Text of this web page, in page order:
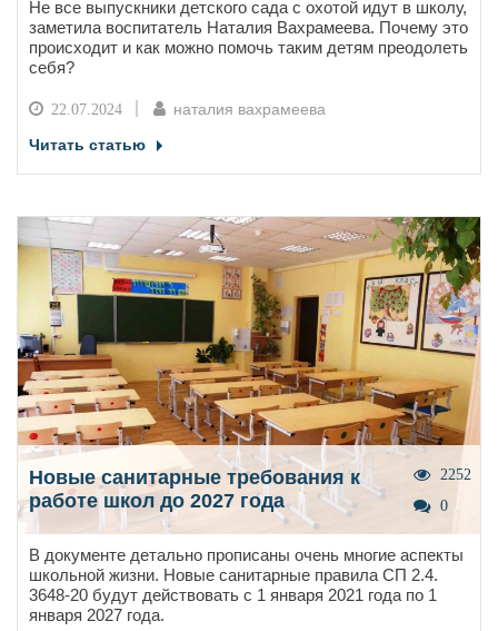
Не все выпускники детского сада с охотой идут в школу,
заметила воспитатель Наталия Вахрамеева. Почему это
происходит и как можно помочь таким детям преодолеть
себя?
22.07.2024
наталия вахрамеева
Читать статью
Новые санитарные требования к
работе школ до 2027 года
2252
0
В документе детально прописаны очень многие аспекты
школьной жизни. Новые санитарные правила СП 2.4.
3648-20 будут действовать с 1 января 2021 года по 1
января 2027 года.